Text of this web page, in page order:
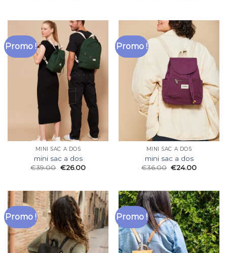
Promo !
MINI SAC A DOS
mini sac a dos
€39.00 €26.00
Promo !
MINI SAC A DOS
mini sac a dos
€36.00 €24.00
Promo ! Promo !